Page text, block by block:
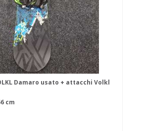
Damaro usato + attacchi Volkl
cm